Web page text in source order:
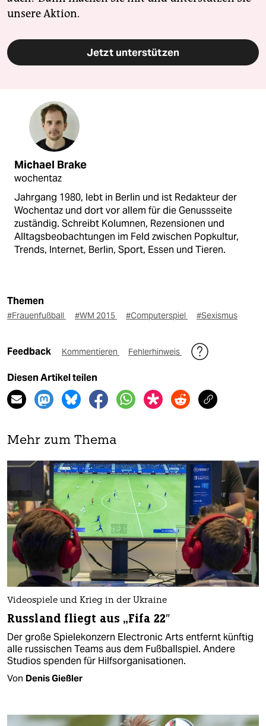
unsere Aktion.
Jetzt unterstützen
Michael Brake
wochentaz
Jahrgang 1980, lebt in Berlin und ist Redakteur der
Wochentaz und dort vor allem für die Genussseite
zuständig. Schreibt Kolumnen, Rezensionen und
Alltagsbeobachtungen im Feld zwischen Popkultur,
Trends, Internet, Berlin, Sport, Essen und Tieren.
Themen
#Frauenfußball #WM 2015 #Computerspiel #Sexismus
Feedback Kommentieren Fehlerhinweis
Diesen Artikel teilen
Mehr zum Thema
Videospiele und Krieg in der Ukraine
Russland fliegt aus „Fifa 22″
Der große Spielekonzern Electronic Arts entfernt künftig
alle russischen Teams aus dem Fußballspiel. Andere
Studios spenden für Hilfsorganisationen.
Von Denis Gießler